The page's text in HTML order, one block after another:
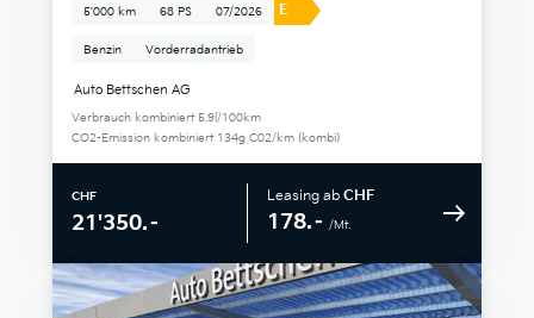
5'000 km 68 PS 07/2026 E
Benzin Vorderradantrieb
Auto Bettschen AG
Verbrauch kombiniert 5.9l/100km
CO2-Emission kombiniert 134g C02/km (kombi)
CHF
21'350.–
Leasing ab CHF
178.– /Mt.